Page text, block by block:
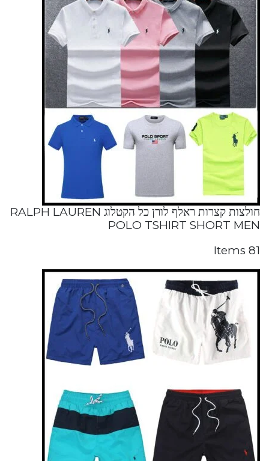
חולצות קצרות ראלף לורן כל הקטלוג RALPH LAUREN
POLO TSHIRT SHORT MEN
81 Items